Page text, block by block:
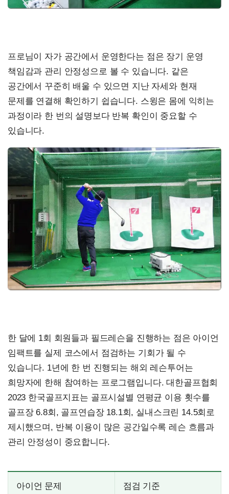
프로님이 자가 공간에서 운영한다는 점은 장기 운영
책임감과 관리 안정성으로 볼 수 있습니다. 같은
공간에서 꾸준히 배울 수 있으면 지난 자세와 현재
문제를 연결해 확인하기 쉽습니다. 스윙은 몸에 익히는
과정이라 한 번의 설명보다 반복 확인이 중요할 수
있습니다.
한 달에 1회 회원들과 필드레슨을 진행하는 점은 아이언
임팩트를 실제 코스에서 점검하는 기회가 될 수
있습니다. 1년에 한 번 진행되는 해외 레슨투어는
희망자에 한해 참여하는 프로그램입니다. 대한골프협회
2023 한국골프지표는 골프시설별 연평균 이용 횟수를
골프장 6.8회, 골프연습장 18.1회, 실내스크린 14.5회로
제시했으며, 반복 이용이 많은 공간일수록 레슨 흐름과
관리 안정성이 중요합니다.
아이언 문제 점검 기준